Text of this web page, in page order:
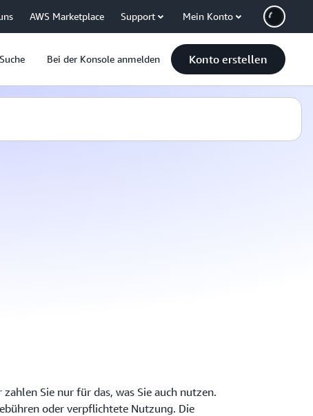
AWS Marketplace Support Mein Konto
Suche Bei der Konsole anmelden Konto erstellen
zahlen Sie nur für das, was Sie auch nutzen.
oder verpflichtete Nutzung. Die